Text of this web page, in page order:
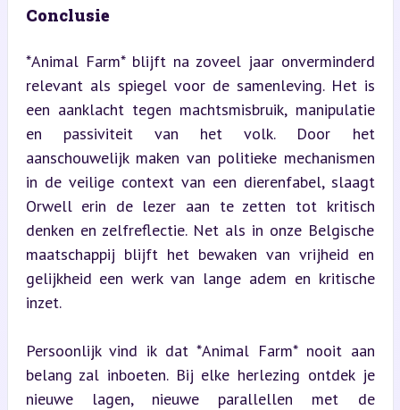
Conclusie
*Animal Farm* blijft na zoveel jaar onverminderd
relevant als spiegel voor de samenleving. Het is
een aanklacht tegen machtsmisbruik, manipulatie
en passiviteit van het volk. Door het
aanschouwelijk maken van politieke mechanismen
in de veilige context van een dierenfabel, slaagt
Orwell erin de lezer aan te zetten tot kritisch
denken en zelfreflectie. Net als in onze Belgische
maatschappij blijft het bewaken van vrijheid en
gelijkheid een werk van lange adem en kritische
inzet.
Persoonlijk vind ik dat *Animal Farm* nooit aan
belang zal inboeten. Bij elke herlezing ontdek je
nieuwe lagen, nieuwe parallellen met de